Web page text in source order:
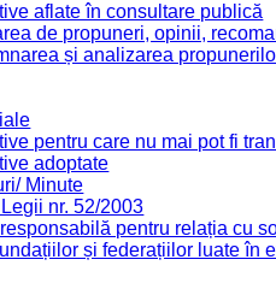
aflate în consultare publică
de propuneri, opinii,
și analizarea
pentru care nu mai pot fi
adoptate
Minute
nr. 52/2003
pentru relația cu
și federațiilor luate în